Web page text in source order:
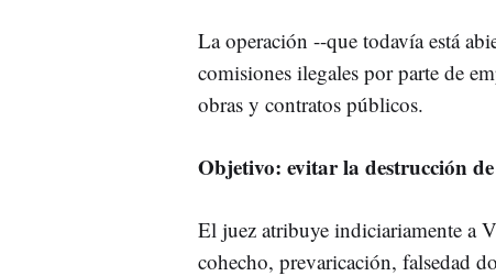
La operación --que todavía está
comisiones ilegales por parte de
obras y contratos públicos.
Objetivo: evitar la destrucción
El juez atribuye indiciariamente a
cohecho, prevaricación, falsedad